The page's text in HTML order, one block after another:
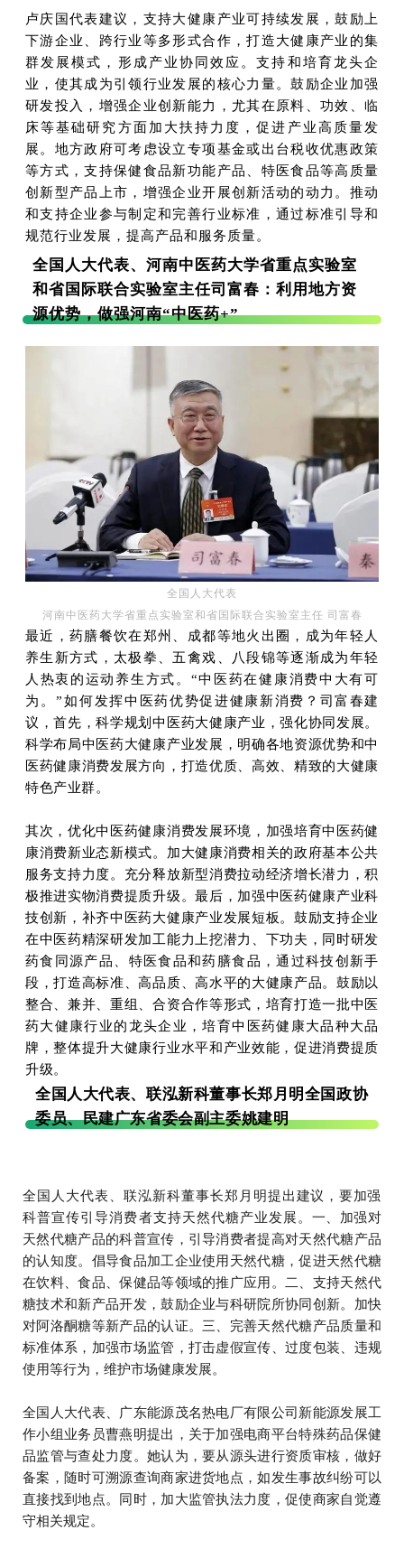
卢庆国代表建议，支持大健康产业可持续发展，鼓励上
下游企业、跨行业等多形式合作，打造大健康产业的集
群发展模式，形成产业协同效应。支持和培育龙头企
业，使其成为引领行业发展的核心力量。鼓励企业加强
研发投入，增强企业创新能力，尤其在原料、功效、临
床等基础研究方面加大扶持力度，促进产业高质量发
展。地方政府可考虑设立专项基金或出台税收优惠政策
等方式，支持保健食品新功能产品、特医食品等高质量
创新型产品上市，增强企业开展创新活动的动力。推动
和支持企业参与制定和完善行业标准，通过标准引导和
规范行业发展，提高产品和服务质量。
全国人大代表、河南中医药大学省重点实验室
和省国际联合实验室主任司富春：利用地方资
源优势，做强河南“中医药+”
全国人大代表
河南中医药大学省重点实验室和省国际联合实验室主任 司富春
最近，药膳餐饮在郑州、成都等地火出圈，成为年轻人
养生新方式，太极拳、五禽戏、八段锦等逐渐成为年轻
人热衷的运动养生方式。“中医药在健康消费中大有可
为。”如何发挥中医药优势促进健康新消费？司富春建
议，首先，科学规划中医药大健康产业，强化协同发展。
科学布局中医药大健康产业发展，明确各地资源优势和中
医药健康消费发展方向，打造优质、高效、精致的大健康
特色产业群。
其次，优化中医药健康消费发展环境，加强培育中医药健
康消费新业态新模式。加大健康消费相关的政府基本公共
服务支持力度。充分释放新型消费拉动经济增长潜力，积
极推进实物消费提质升级。最后，加强中医药健康产业科
技创新，补齐中医药大健康产业发展短板。鼓励支持企业
在中医药精深研发加工能力上挖潜力、下功夫，同时研发
药食同源产品、特医食品和药膳食品，通过科技创新手
段，打造高标准、高品质、高水平的大健康产品。鼓励以
整合、兼并、重组、合资合作等形式，培育打造一批中医
药大健康行业的龙头企业，培育中医药健康大品种大品
牌，整体提升大健康行业水平和产业效能，促进消费提质
升级。
全国人大代表、联泓新科董事长郑月明全国政协
委员、民建广东省委会副主委姚建明
全国人大代表、联泓新科董事长郑月明提出建议 ，要加强
科普宣传引导消费者支持天然代糖产业发展 。一、加强对
天然代糖产品的科普宣传，引导消费者提高对天然代糖产品
的认知度。倡导食品加工企业使用天然代糖，促进天然代糖
在饮料、食品、保健品等领域的推广应用。二、支持天然代
糖技术和新产品开发，鼓励企业与科研院所协同创新。加快
对阿洛酮糖等新产品的认证。三、完善天然代糖产品质量和
标准体系，加强市场监管，打击虚假宣传、过度包装、违规
使用等行为，维护市场健康发展。
全国人大代表、广东能源茂名热电厂有限公司新能源发展工
作小组业务员曹燕明提出，关于加强电商平台特殊药品保健
品监管与查处力度。她认为，要从源头进行资质审核，做好
备案，随时可溯源查询商家进货地点，如发生事故纠纷可以
直接找到地点。同时，加大监管执法力度，促使商家自觉遵
守相关规定。